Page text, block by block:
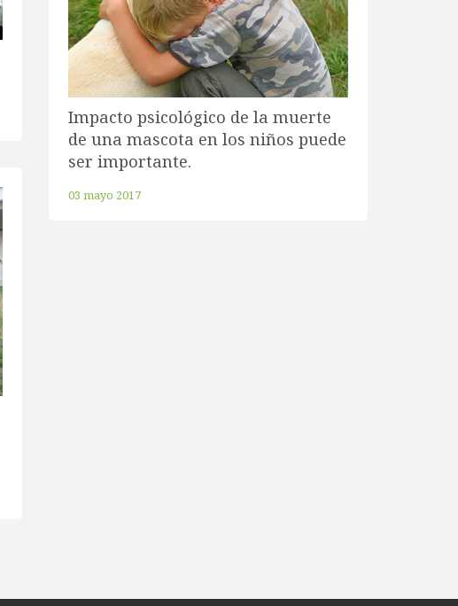
Impacto psicológico de la muerte
de una mascota en los niños puede
ser importante.
03 mayo 2017